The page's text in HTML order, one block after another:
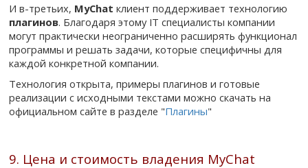
И в-третьих, MyChat клиент поддерживает технологию
плагинов. Благодаря этому IT специалисты компании
могут практически неограниченно расширять функционал
программы и решать задачи, которые специфичны для
каждой конкретной компании.
Технология открыта, примеры плагинов и готовые
реализации с исходными текстами можно скачать на
официальном сайте в разделе "Плагины"
9. Цена и стоимость владения MyChat